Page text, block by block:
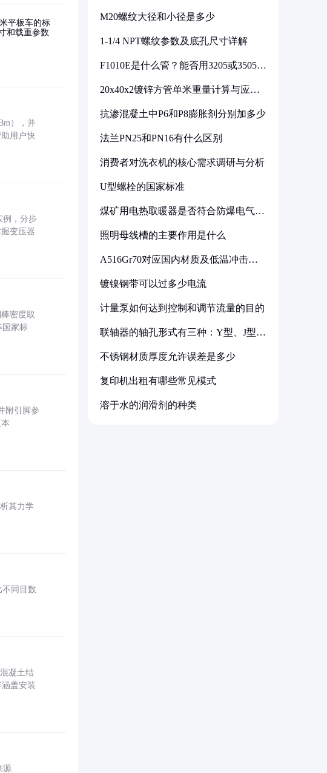
），并
用户快
例，分步
变压器
密度取
国家标
附引脚参
其力学
不同目数
凝土结
盖安装
源
M20螺纹大径和小径是多少
1-1/4 NPT螺纹参数及底孔尺寸详解
F1010E是什么管？能否用3205或3505代
20x40x2镀锌方管单米重量计算与应用
抗渗混凝土中P6和P8膨胀剂分别加多少
法兰PN25和PN16有什么区别
消费者对洗衣机的核心需求调研与分析
U型螺栓的国家标准
煤矿用电热取暖器是否符合防爆电气设
照明母线槽的主要作用是什么
A516Gr70对应国内材质及低温冲击要
镀镍钢带可以过多少电流
计量泵如何达到控制和调节流量的目的
联轴器的轴孔形式有三种：Y型、J型、
不锈钢材质厚度允许误差是多少
复印机出租有哪些常见模式
溶于水的润滑剂的种类